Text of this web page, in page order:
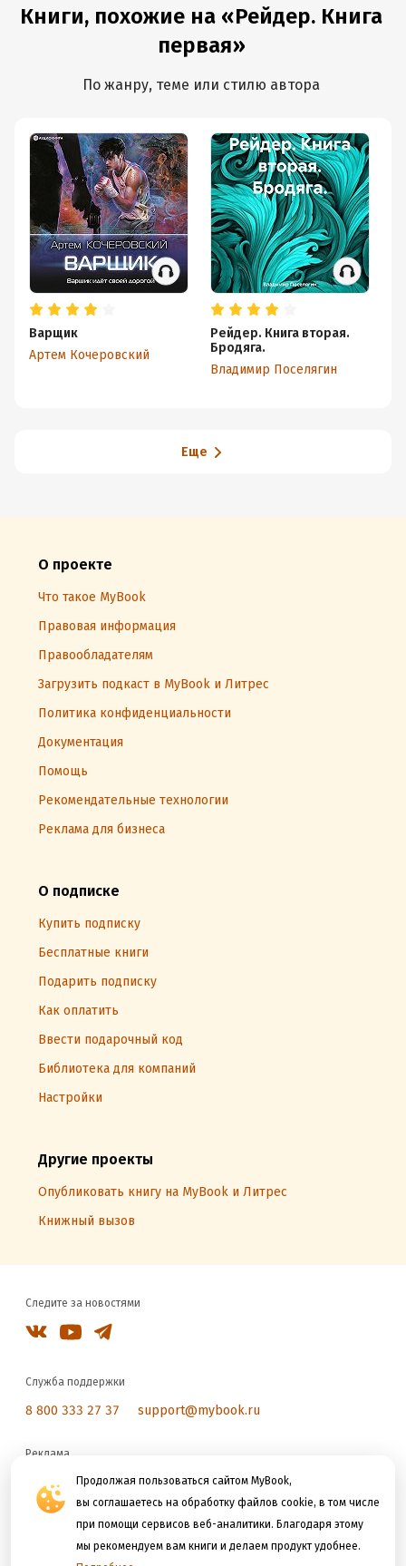
Продолжая пользоваться сайтом MyBook,
вы соглашаетесь на обработку файлов cookie, в том числе
при помощи сервисов веб-аналитики. Благодаря этому
мы рекомендуем вам книги и делаем продукт удобнее.
Книги, похожие на «Рейдер. Книга
первая»
По жанру, теме или стилю автора
Варщик
Артем Кочеровский
Рейдер. Книга вторая.
Бродяга.
Владимир Поселягин
Еще
О проекте
Что такое MyBook
Правовая информация
Правообладателям
Загрузить подкаст в MyBook и Литрес
Политика конфиденциальности
Документация
Помощь
Рекомендательные технологии
Реклама для бизнеса
О подписке
Купить подписку
Бесплатные книги
Подарить подписку
Как оплатить
Ввести подарочный код
Библиотека для компаний
Настройки
Другие проекты
Опубликовать книгу на MyBook и Литрес
Книжный вызов
Следите за новостями
Служба поддержки
8 800 333 27 37 support@mybook.ru
Реклама
reklama@litres.ru
Мы принимаем к оплате